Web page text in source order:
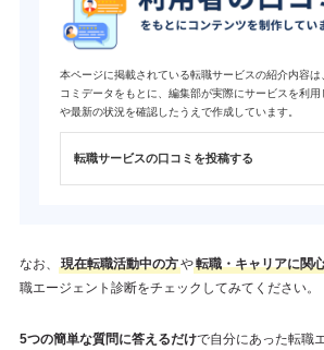
本ページに掲載されている転職サービスの紹介内容は
コミデータをもとに、編集部が実際にサービスを利
や最新の状況を確認したうえで作成しています。
転職サービスの口コミを投稿する
なお、 現在転職活動中の方や転職・キャリアに関
職エージェント診断をチェックしてみてください。
5つの簡単な質問に答えるだけで自分にあった転職